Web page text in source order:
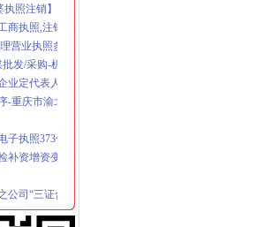
商执照,注销,代帐_低价代办公司开业一
营业执照多少钱/报价走势-中国制造网
发/采购-机电之家
业定代表人要进＂名单＂-浙江民营企业
-重庆市渝北区社保局信息网
执照373份处置“空壳公司”3.35万户-工商
补资增资变更注销】-其他生活配送-深圳赶集网
司“三证合一”登记制度-商务服务
司|重庆工商年检|重庆办照-重庆酷易搜
格_厂家_图片_勤加缘网